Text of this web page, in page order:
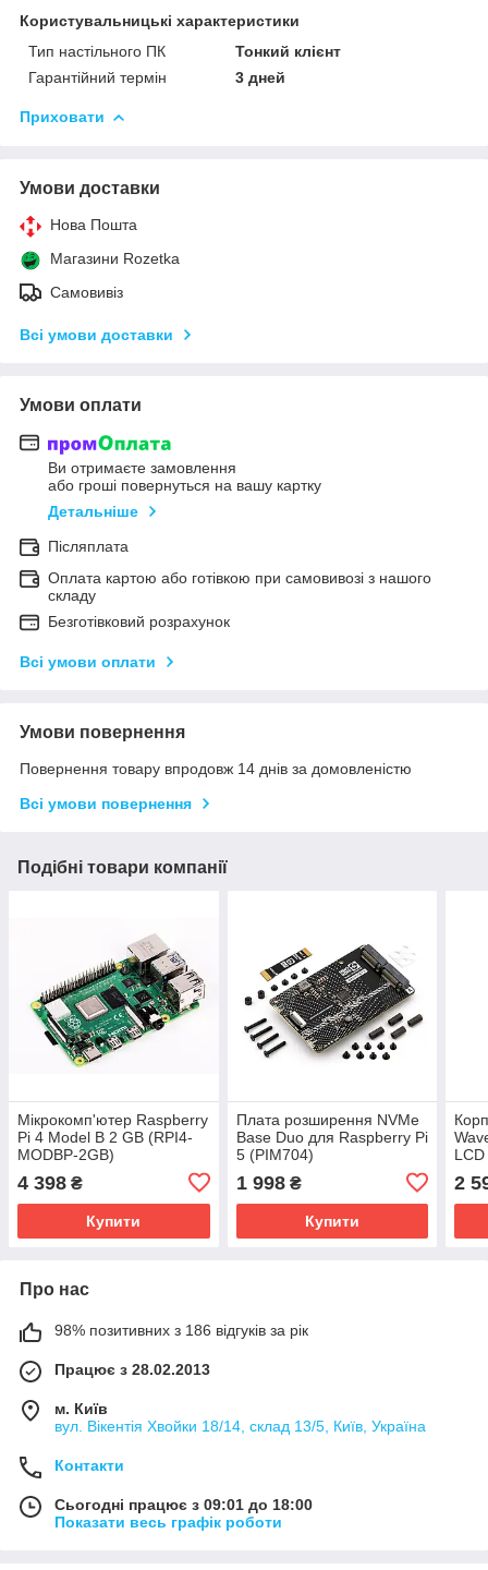
Користувальницькі характеристики
Тип настільного ПК
Тонкий клієнт
Гарантійний термін
3 дней
Приховати
Умови доставки
Нова Пошта
Магазини Rozetka
Самовивіз
Всі умови доставки
Умови оплати
Ви отримаєте замовлення
або гроші повернуться на вашу картку
Детальніше
Післяплата
Оплата картою або готівкою при самовивозі з нашого
складу
Безготівковий розрахунок
Всі умови оплати
Умови повернення
Повернення товару впродовж 14 днів за домовленістю
Всі умови повернення
Подібні товари компанії
Мікрокомп'ютер Raspberry
Pi 4 Model B 2 GB (RPI4-
MODBP-2GB)
4 398 ₴
Купити
Плата розширення NVMe
Base Duo для Raspberry Pi
5 (PIM704)
1 998₴
Купити
4B
2
Про нас
98% позитивних з 186 відгуків за рік
Працює з 28.02.2013
м. Київ
вул. Вікентія Хвойки 18/14, склад 13/5, Київ, Україна
Контакти
Сьогодні працює з 09:01 до 18:00
Показати весь графік роботи